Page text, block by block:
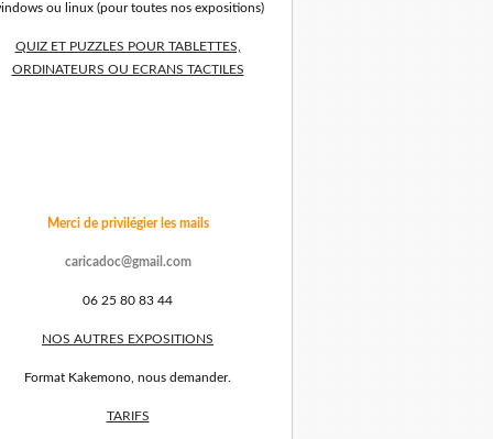
ou linux (pour toutes nos expositions)
QUIZ ET PUZZLES POUR TABLETTES,
ORDINATEURS OU ECRANS TACTILES
Merci de privilégier les mails
caricadoc@gmail.com
06 25 80 83 44
NOS AUTRES EXPOSITIONS
Format Kakemono, nous demander.
TARIFS